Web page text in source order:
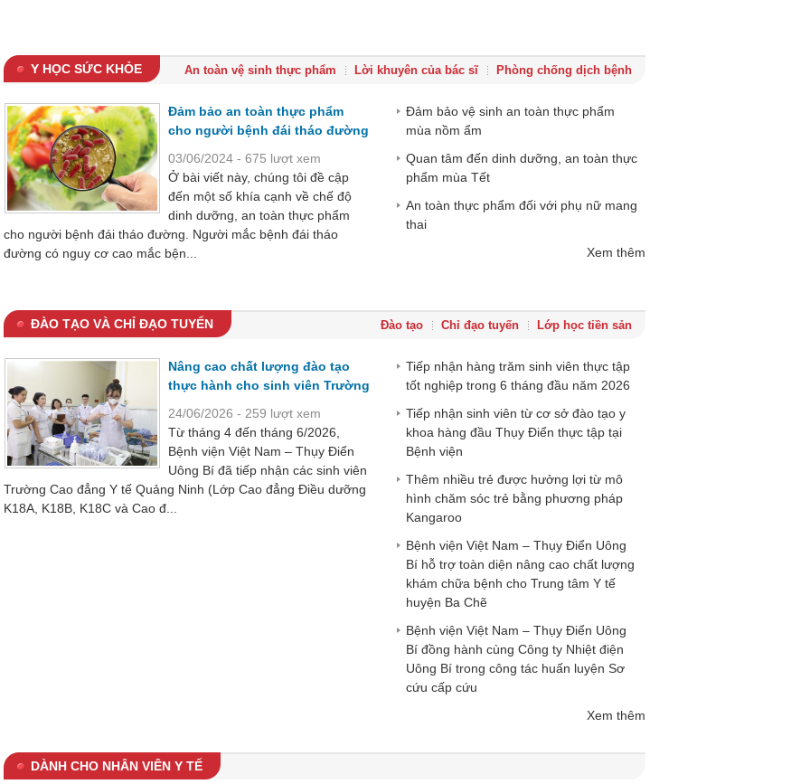
Y HỌC SỨC KHỎE An toàn vệ sinh thực phẩm Lời khuyên của bác sĩ Phòng chống dịch bệnh
Đảm bảo an toàn thực phẩm
cho người bệnh đái tháo đường
03/06/2024 - 675 lượt xem
Ở bài viết này, chúng tôi đề cập
đến một số khía cạnh về chế độ
dinh dưỡng, an toàn thực phẩm
cho người bệnh đái tháo đường. Người mắc bệnh đái tháo
đường có nguy cơ cao mắc bện...
Đảm bảo vệ sinh an toàn thực phẩm
mùa nồm ẩm
Quan tâm đến dinh dưỡng, an toàn thực
phẩm mùa Tết
An toàn thực phẩm đối với phụ nữ mang
thai
Xem thêm
ĐÀO TẠO VÀ CHỈ ĐẠO TUYẾN Đào tạo Chỉ đạo tuyến Lớp học tiền sản
Nâng cao chất lượng đào tạo
thực hành cho sinh viên Trường
24/06/2026 - 259 lượt xem
Từ tháng 4 đến tháng 6/2026,
Bệnh viện Việt Nam – Thụy Điển
Uông Bí đã tiếp nhận các sinh viên
Trường Cao đẳng Y tế Quảng Ninh (Lớp Cao đẳng Điều dưỡng
K18A, K18B, K18C và Cao đ...
Tiếp nhận hàng trăm sinh viên thực tập
tốt nghiệp trong 6 tháng đầu năm 2026
Tiếp nhận sinh viên từ cơ sở đào tạo y
khoa hàng đầu Thụy Điển thực tập tại
Bệnh viện
Thêm nhiều trẻ được hưởng lợi từ mô
hình chăm sóc trẻ bằng phương pháp
Kangaroo
Bệnh viện Việt Nam – Thụy Điển Uông
Bí hỗ trợ toàn diện nâng cao chất lượng
khám chữa bệnh cho Trung tâm Y tế
huyện Ba Chẽ
Bệnh viện Việt Nam – Thụy Điển Uông
Bí đồng hành cùng Công ty Nhiệt điện
Uông Bí trong công tác huấn luyện Sơ
cứu cấp cứu
Xem thêm
DÀNH CHO NHÂN VIÊN Y TẾ